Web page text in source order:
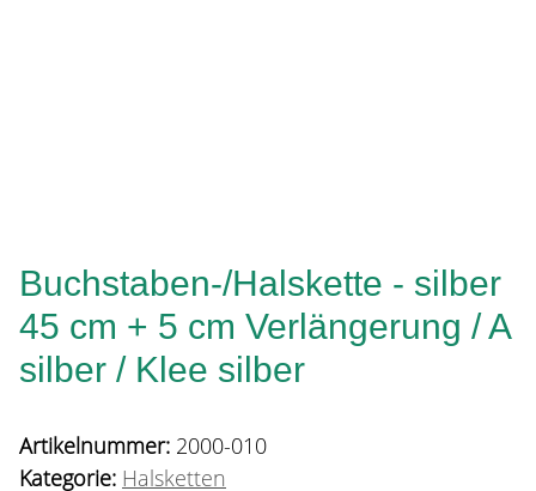
Buchstaben-/Halskette - silber
45 cm + 5 cm Verlängerung / A
silber / Klee silber
Artikelnummer: 2000-010
Kategorie: Halsketten